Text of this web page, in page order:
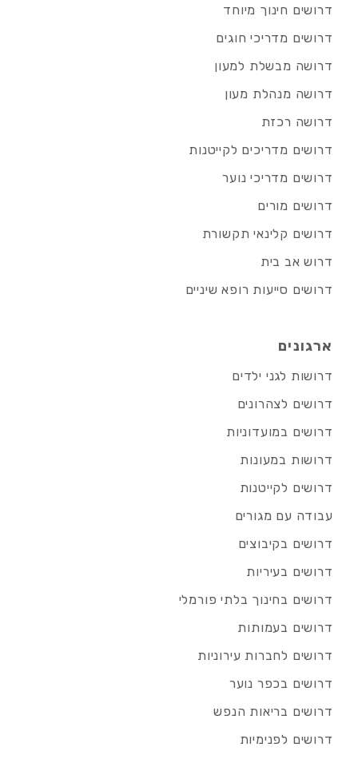
דרושים חינוך מיוחד
דרושים מדריכי חוגים
דרושה מבשלת למעון
דרושה מנהלת מעון
דרושה רכזת
דרושים מדריכים לקייטנות
דרושים מדריכי נוער
דרושים מורים
דרושים קלינאי תקשורת
דרוש אב בית
דרושים סייעות רופא שיניים
ארגונים
דרושות לגני ילדים
דרושים לצהרונים
דרושים במועדוניות
דרושות במעונות
דרושים לקייטנות
עבודה עם מגורים
דרושים בקיבוצים
דרושים בעיריות
דרושים בחינוך בלתי פורמלי
דרושים בעמותות
דרושים לחברות עירוניות
דרושים בכפר נוער
דרושים בריאות הנפש
דרושים לפנימיות